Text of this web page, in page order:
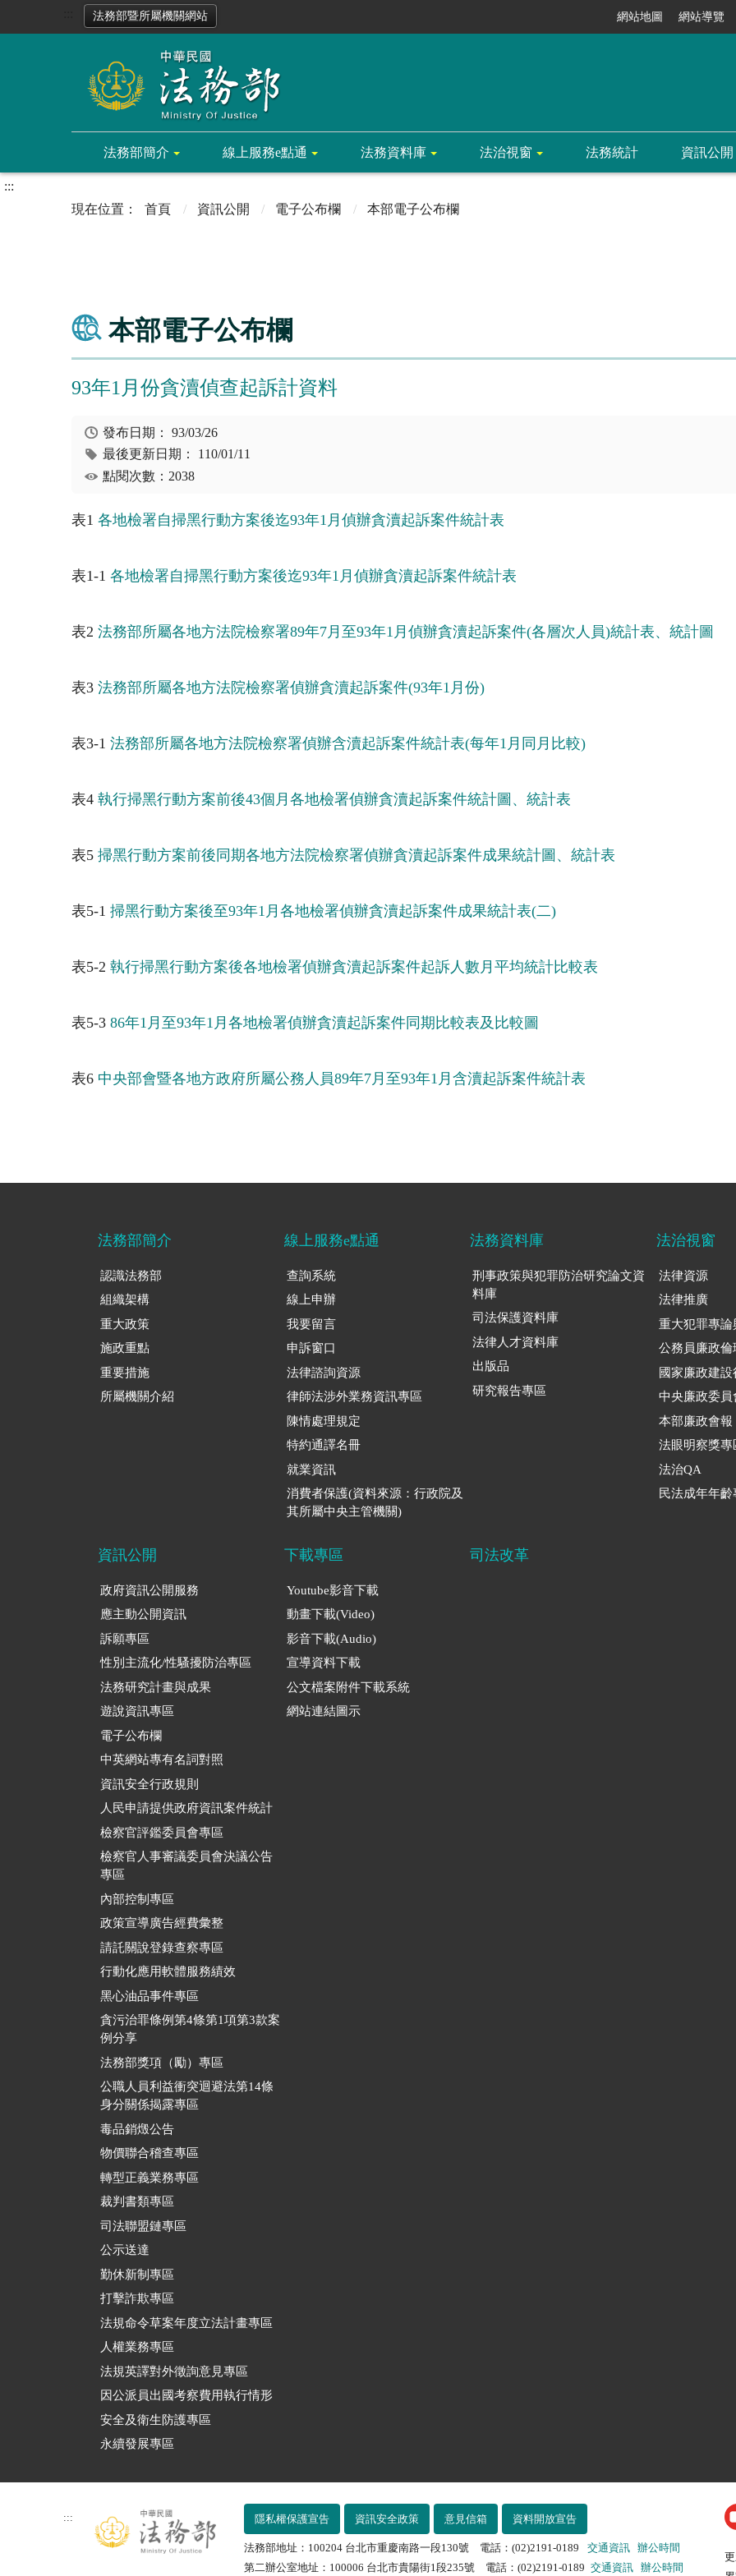
法務部暨所屬機關網站 網站地圖 網站導覽
法務部簡介 線上服務e點通 法務資料庫 法治視窗 法務統計 資訊公開
:::
首頁
資訊公開 電子公布欄 本部電子公布欄
本部電子公布欄
93年1月份貪瀆偵查起訴計資料
發布日期：93/03/26
最後更新日期： 110/01/11
點閱次數：2038
表1 各地檢署自掃黑行動方案後迄93年1月偵辦貪瀆起訴案件統計表
表1-1 各地檢署自掃黑行動方案後迄93年1月偵辦貪瀆起訴案件統計表
表2 法務部所屬各地方法院檢察署89年7月至93年1月偵辦貪瀆起訴案件(各層次人員)統計表、統計圖
表3 法務部所屬各地方法院檢察署偵辦貪瀆起訴案件(93年1月份)
表3-1 法務部所屬各地方法院檢察署偵辦含瀆起訴案件統計表(每年1月同月比較)
表4 執行掃黑行動方案前後43個月各地檢署偵辦貪瀆起訴案件統計圖、統計表
表5 掃黑行動方案前後同期各地方法院檢察署偵辦貪瀆起訴案件成果統計圖、統計表
表5-1 掃黑行動方案後至93年1月各地檢署偵辦貪瀆起訴案件成果統計表(二)
表5-2 執行掃黑行動方案後各地檢署偵辦貪瀆起訴案件起訴人數月平均統計比較表
表5-3 86年1月至93年1月各地檢署偵辦貪瀆起訴案件同期比較表及比較圖
表6 中央部會暨各地方政府所屬公務人員89年7月至93年1月含瀆起訴案件統計表
法務部簡介
認識法務部
組織架構
重大政策
施政重點
重要措施
所屬機關介紹
線上服務e點通
查詢系統
線上申辦
我要留言
申訴窗口
法律諮詢資源
律師法涉外業務資訊專區
陳情處理規定
特約通譯名冊
就業資訊
消費者保護(資料來源：行政院及
其所屬中央主管機關)
法務資料庫
刑事政策與犯罪防治研究論文資
料庫
司法保護資料庫
法律人才資料庫
出版品
研究報告專區
法治視窗
法律資源
法律推廣
重大犯罪專論
公務員廉政倫
國家廉政建
中央廉政委員
本部廉政會報
法眼明察獎專
法治QA
民法成年年齡
資訊公開
政府資訊公開服務
應主動公開資訊
訴願專區
性別主流化/性騷擾防治專區
法務研究計畫與成果
遊說資訊專區
電子公布欄
中英網站專有名詞對照
資訊安全行政規則
人民申請提供政府資訊案件統計
檢察官評鑑委員會專區
檢察官人事審議委員會決議公告
專區
內部控制專區
政策宣導廣告經費彙整
請託關說登錄查察專區
行動化應用軟體服務績效
黑心油品事件專區
貪污治罪條例第4條第1項第3款案
例分享
法務部獎項（勵）專區
公職人員利益衝突迴避法第14條
身分關係揭露專區
毒品銷燬公告
物價聯合稽查專區
轉型正義業務專區
裁判書類專區
司法聯盟鏈專區
公示送達
勤休新制專區
打擊詐欺專區
法規命令草案年度立法計畫專區
人權業務專區
法規英譯對外徵詢意見專區
因公派員出國考察費用執行情形
安全及衛生防護專區
永續發展專區
下載專區
Youtube影音下載
動畫下載(Video)
影音下載(Audio)
宣導資料下載
公文檔案附件下載系統
網站連結圖示
司法改革
::: 隱私權保護宣告 資訊安全政策 意見信箱 資料開放宣告
法務部地址：100204 台北市重慶南路一段130號 電話：(02)2191-0189 交通資訊
辦公時間
第二辦公室地址：100006 台北市貴陽街1段235號 電話：(02)2191-0189 交通資訊 辦公時間